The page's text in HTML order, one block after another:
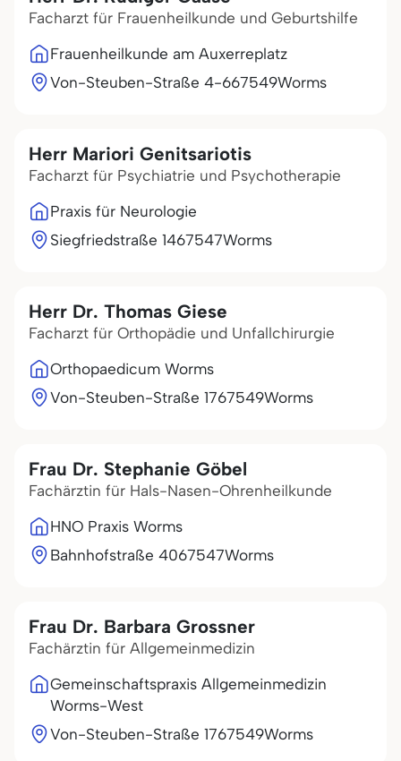
Facharzt für Frauenheilkunde und Geburtshilfe
Frauenheilkunde am Auxerreplatz
Von-Steuben-Straße 4-667549Worms
Herr Mariori Genitsariotis
Facharzt für Psychiatrie und Psychotherapie
Praxis für Neurologie
Siegfriedstraße 1467547Worms
Herr Dr. Thomas Giese
Facharzt für Orthopädie und Unfallchirurgie
Orthopaedicum Worms
Von-Steuben-Straße 1767549Worms
Frau Dr. Stephanie Göbel
Fachärztin für Hals-Nasen-Ohrenheilkunde
HNO Praxis Worms
Bahnhofstraße 4067547Worms
Frau Dr. Barbara Grossner
Fachärztin für Allgemeinmedizin
Gemeinschaftspraxis Allgemeinmedizin
Worms-West
Von-Steuben-Straße 1767549Worms